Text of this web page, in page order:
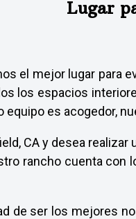
Lugar
el mejor lugar para
los espacios
equipo es acogedor,
CA y desea
rancho cuenta
de ser los mejores